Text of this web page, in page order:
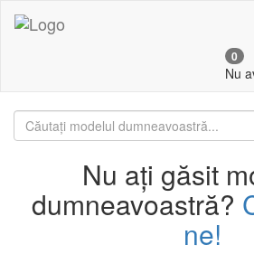
0
Nu
Nu ați găsit
dumneavoastră?
ne!